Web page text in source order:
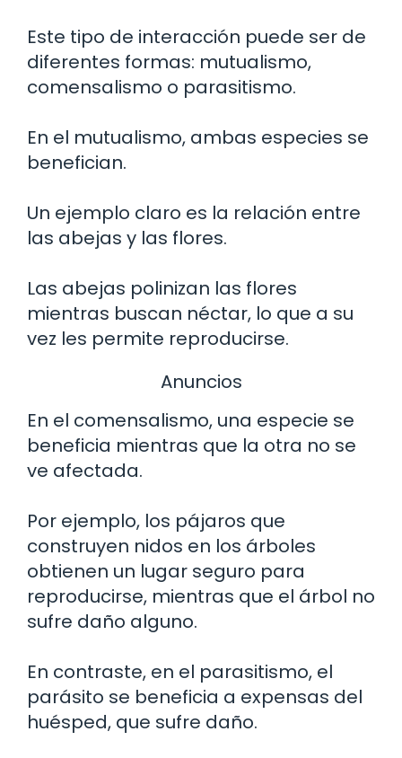
Este tipo de interacción puede ser de
diferentes formas: mutualismo,
comensalismo o parasitismo.
En el mutualismo, ambas especies se
benefician.
Un ejemplo claro es la relación entre
las abejas y las flores.
Las abejas polinizan las flores
mientras buscan néctar, lo que a su
vez les permite reproducirse.
Anuncios
En el comensalismo, una especie se
beneficia mientras que la otra no se
ve afectada.
Por ejemplo, los pájaros que
construyen nidos en los árboles
obtienen un lugar seguro para
reproducirse, mientras que el árbol no
sufre daño alguno.
En contraste, en el parasitismo, el
parásito se beneficia a expensas del
huésped, que sufre daño.